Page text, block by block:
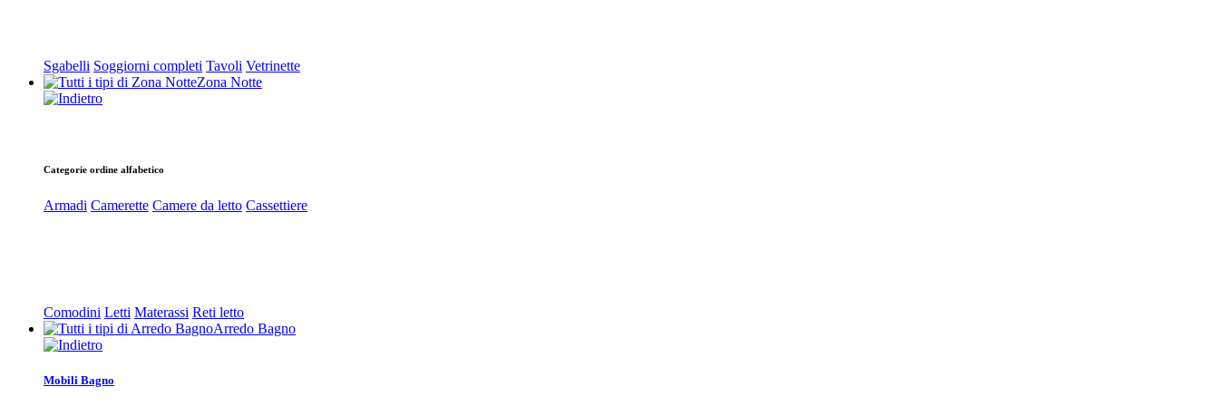
Sgabelli Soggiorni completi Tavoli Vetrinette
Zona Notte
Categorie ordine alfabetico
Armadi Camerette Camere da letto Cassettiere
Comodini Letti Materassi Reti letto
Arredo Bagno
Mobili Bagno